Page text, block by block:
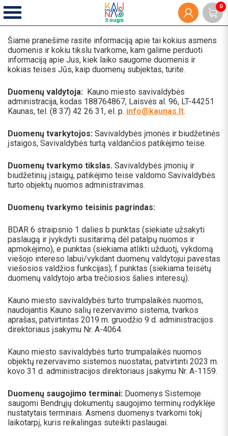
Šiame pranešime rasite informaciją apie tai kokius asmens
duomenis ir kokiu tikslu tvarkome, kam galime perduoti
informaciją apie Jus, kiek laiko saugome duomenis ir
kokias teises Jūs, kaip duomenų subjektas, turite.
Duomenų valdytoja: Kauno miesto savivaldybės
administracija, kodas 188764867, Laisvės al. 96, LT-44251
Kaunas, tel. (8 37) 42 26 31, el. p. info@kaunas.lt.
Duomenų tvarkytojos: Savivaldybės įmonės ir biudžetinės
įstaigos, Savivaldybės turtą valdančios patikėjimo teise.
Duomenų tvarkymo tikslas. Savivaldybės įmonių ir
biudžetinių įstaigų, patikėjimo teise valdomo Savivaldybės
turto objektų nuomos administravimas.
Duomenų tvarkymo teisinis pagrindas:
BDAR 6 straipsnio 1 dalies b punktas (siekiate užsakyti
paslaugą ir įvykdyti susitarimą dėl patalpų nuomos ir
apmokėjimo), e punktas (siekiama atlikti užduotį, vykdomą
viešojo intereso labui/vykdant duomenų valdytojui pavestas
viešosios valdžios funkcijas); f punktas (siekiama teisėtų
duomenų valdytojo arba trečiosios šalies interesų).
Kauno miesto savivaldybės turto trumpalaikės nuomos,
naudojantis Kauno salių rezervavimo sistema, tvarkos
aprašas, patvirtintas 2019 m. gruodžio 9 d. administracijos
direktoriaus įsakymu Nr. A-4064.
Kauno miesto savivaldybės turto trumpalaikės nuomos
objektų rezervavimo sistemos nuostatai, patvirtinti 2023 m.
kovo 31 d. administracijos direktoriaus įsakymu Nr. A-1159.
Duomenų saugojimo terminai: Duomenys Sistemoje
saugomi Bendrųjų dokumentų saugojimo terminų rodyklėje
nustatytais terminais. Asmens duomenys tvarkomi tokį
laikotarpį, kuris reikalingas suteikti paslaugai.
0